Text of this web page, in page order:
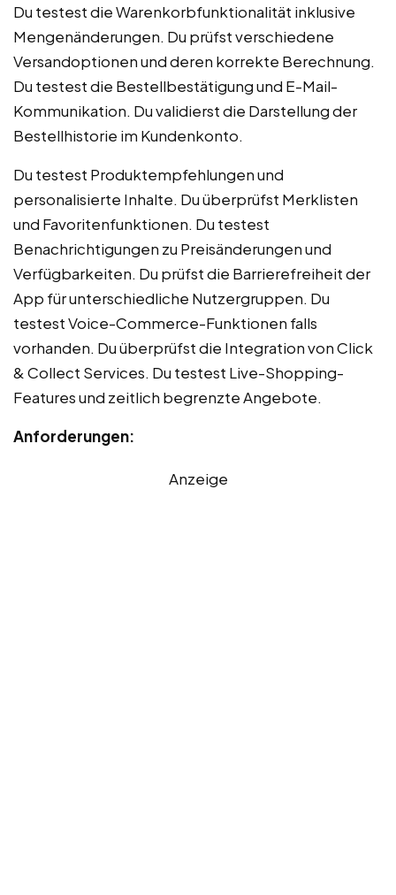
Du testest die Warenkorbfunktionalität inklusive
Mengenänderungen. Du prüfst verschiedene
Versandoptionen und deren korrekte Berechnung.
Du testest die Bestellbestätigung und E-Mail-
Kommunikation. Du validierst die Darstellung der
Bestellhistorie im Kundenkonto.
Du testest Produktempfehlungen und
personalisierte Inhalte. Du überprüfst Merklisten
und Favoritenfunktionen. Du testest
Benachrichtigungen zu Preisänderungen und
Verfügbarkeiten. Du prüfst die Barrierefreiheit der
App für unterschiedliche Nutzergruppen. Du
testest Voice-Commerce-Funktionen falls
vorhanden. Du überprüfst die Integration von Click
& Collect Services. Du testest Live-Shopping-
Features und zeitlich begrenzte Angebote.
Anforderungen:
Anzeige